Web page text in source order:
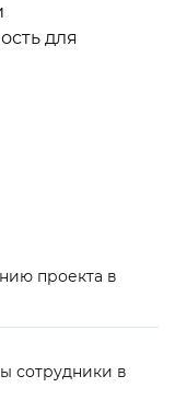
для
проекта в
сотрудники в